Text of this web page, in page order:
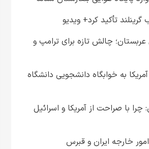
تأکید کرد+ ویدیو
چالش تازه برای ترامپ و
به خوابگاه دانشجویی دانشگاه
با صراحت از آمریکا و اسرائیل
خارجه ایران و قبرس